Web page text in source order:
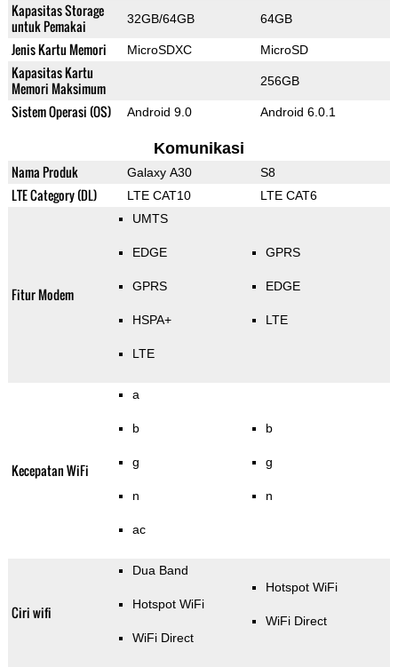
Kapasitas Storage
untuk Pemakai
32GB/64GB 64GB
Jenis Kartu Memori MicroSDXC MicroSD
Kapasitas Kartu
Memori Maksimum
256GB
Sistem Operasi (OS) Android 9.0 Android 6.0.1
Komunikasi
Nama Produk Galaxy A30 S8
LTE Category (DL) LTE CAT10 LTE CAT6
Fitur Modem
UMTS
EDGE
GPRS
HSPA+
LTE
GPRS
EDGE
LTE
Kecepatan WiFi
a
b
g
n
ac
b
g
n
Ciri wifi
Dua Band
Hotspot WiFi
WiFi Direct
Hotspot WiFi
WiFi Direct